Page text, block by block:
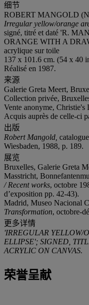
细节
ROBERT MANGOLD
Irregular yellow/orange
signé, titré et daté 'R.
ORANGE WITH A
acrylique sur toile
137 x 101.6 cm. (54 x 40
Réalisé en 1987.
来源
Galerie Greta Meert,
Collection privée,
Vente anonyme,
Acquis auprès de celle-ci
出版
Robert Mangold,
Wiesbaden, 1988, p. 189.
展览
Bruxelles, Galerie Greta
Masstricht,
/ Recent works, octobre
d’exposition pp. 42-43).
Madrid, Museo Nacional
Transformation, octobre-
更多详情
'IRREGULAR YELLOW/
ELLIPSE'; SIGNED,
ACRYLIC ON CANVAS.
荣誉呈献